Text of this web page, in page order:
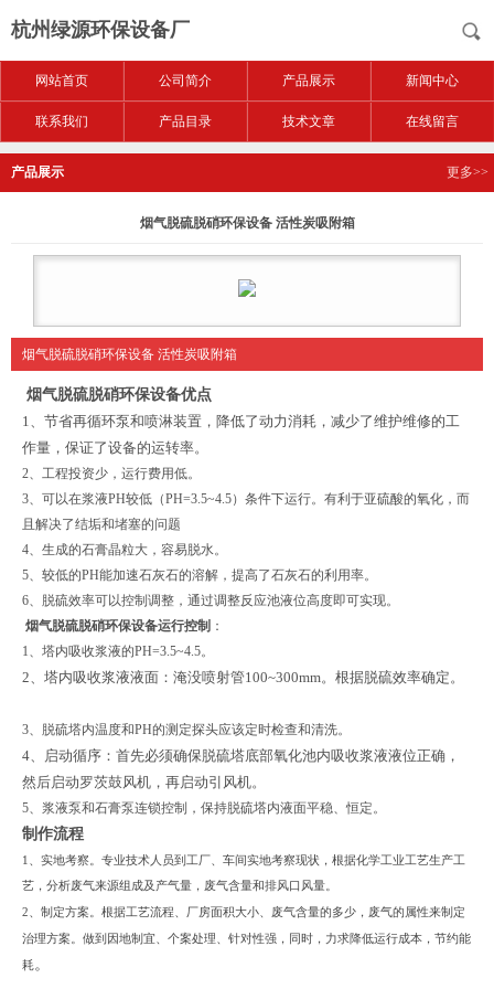
杭州绿源环保设备厂
网站首页 公司简介 产品展示 新闻中心
联系我们 产品目录 技术文章 在线留言
产品展示 更多>>
烟气脱硫脱硝环保设备 活性炭吸附箱
烟气脱硫脱硝环保设备 活性炭吸附箱
烟气脱硫脱硝环保设备优点
1、节省再循环泵和喷淋装置，降低了动力消耗，减少了维护维修的工
作量，保证了设备的运转率。
2、工程投资少，运行费用低。
3、可以在浆液PH较低（PH=3.5~4.5）条件下运行。有利于亚硫酸的氧化，而
且解决了结垢和堵塞的问题
4、生成的石膏晶粒大，容易脱水。
5、较低的PH能加速石灰石的溶解，提高了石灰石的利用率。
6、脱硫效率可以控制调整，通过调整反应池液位高度即可实现。
烟气脱硫脱硝环保设备运行控制 ：
1、塔内吸收浆液的PH=3.5~4.5。
2、塔内吸收浆液液面：淹没喷射管100~300mm。根据脱硫效率确定。
3、脱硫塔内温度和PH的测定探头应该定时检查和清洗。
4、启动循序：首先必须确保脱硫塔底部氧化池内吸收浆液液位正确，
然后启动罗茨鼓风机，再启动引风机。
5、浆液泵和石膏泵连锁控制，保持脱硫塔内液面平稳、恒定。
制作流程
1
、实地考察。专业技术人员到工厂、车间实地考察现状，根据化学工业工艺生产工
艺，分析废气来源组成及产气量，废气含量和排风口风量。
2 、制定方案。根据工艺流程、厂房面积大小、废气含量的多少，废气的属性来制定
治理方案。做到因地制宜、个案处理、针对性强，同时，力求降低运行成本，节约能
耗 。